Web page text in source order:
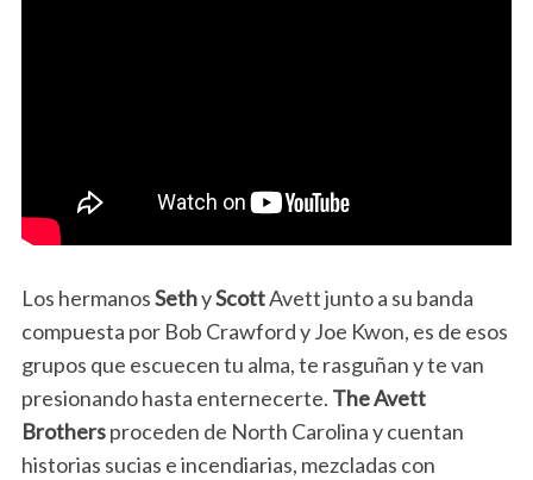
Los hermanosSethyScottAvett junto a su banda
compuesta por Bob Crawford y Joe Kwon, es de esos
grupos que escuecen tu alma, te rasguñan y te van
presionando hasta enternecerte. The Avett
Brothersproceden de North Carolina y cuentan
historias sucias e incendiarias, mezcladas con